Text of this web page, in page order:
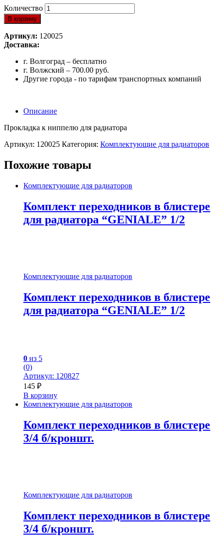
Количество
В корзину
Артикул: 120025
Доставка:
г. Волгоград – бесплатно
г. Волжский – 700.00 руб.
Другие города - по тарифам транспортных компаний
Описание
Прокладка к ниппелю для радиатора
Артикул: 120025 Категория: Комплектующие для радиаторов
Похожие товары
Комплектующие для радиаторов
Комплект переходников в блистере
для радиатора “GENIALE” 1/2
Комплектующие для радиаторов
Комплект переходников в блистере
для радиатора “GENIALE” 1/2
0 из 5
(0)
Артикул: 120827
145 ₽
В корзину
Комплектующие для радиаторов
Комплект переходников в блистере
3/4 б/кроншт.
Комплектующие для радиаторов
Комплект переходников в блистере
3/4 б/кроншт.